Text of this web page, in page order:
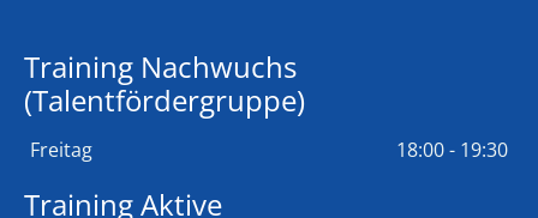
Training Nachwuchs
(Talentfördergruppe)
Freitag 18:00 - 19:30
Training Aktive